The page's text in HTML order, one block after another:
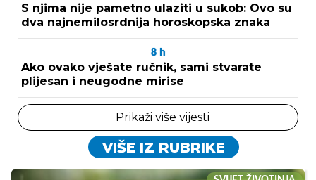
S njima nije pametno ulaziti u sukob: Ovo su
dva najnemilosrdnija horoskopska znaka
8 h
Ako ovako vješate ručnik, sami stvarate
plijesan i neugodne mirise
Prikaži više vijesti
VIŠE IZ RUBRIKE